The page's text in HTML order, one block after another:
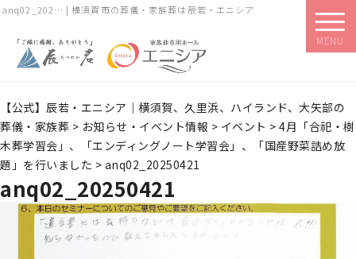
anq02_202… | 横須賀市の葬儀・家族葬は辰若・エニシア
MENU
【公式】辰若・エニシア｜横須賀、久里浜、ハイランド、大矢部の
葬儀・家族葬 > お知らせ・イベント情報 > イベント > 4月「合祀・樹
木葬学習会」、「エンディングノート学習会」、「国産野菜詰め放
題」を行いました > anq02_20250421
anq02_20250421